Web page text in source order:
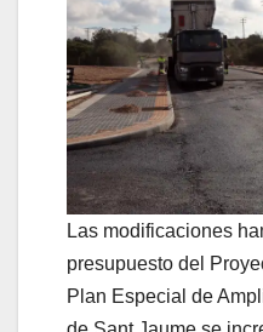
Las modificaciones
presupuesto del
Plan Especial de